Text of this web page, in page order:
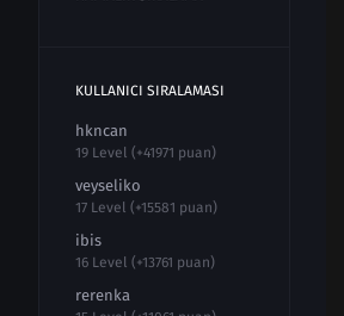
KULLANICI SIRALAMASI
hkncan
19 Level (+41971 puan)
veyseliko
17 Level (+15581 puan)
ibis
16 Level (+13761 puan)
rerenka